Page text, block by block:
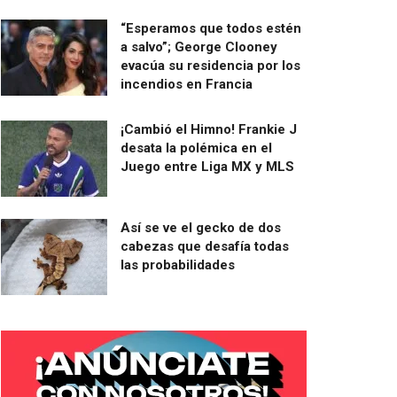
“Esperamos que todos estén
a salvo”; George Clooney
evacúa su residencia por los
incendios en Francia
¡Cambió el Himno! Frankie J
desata la polémica en el
Juego entre Liga MX y MLS
Así se ve el gecko de dos
cabezas que desafía todas
las probabilidades